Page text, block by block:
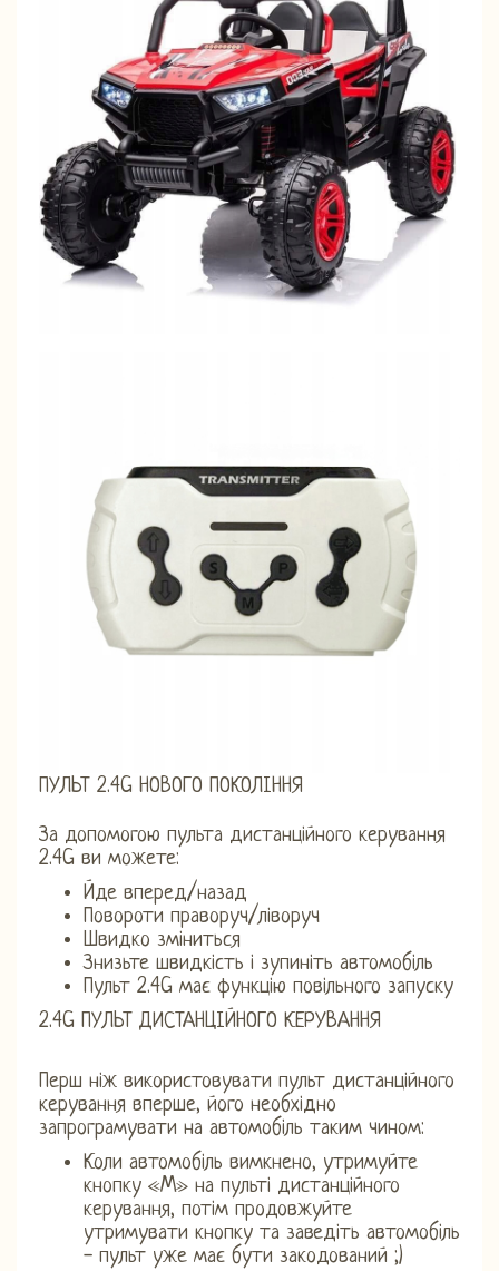
ПУЛЬТ 2.4G НОВОГО ПОКОЛІННЯ
За допомогою пульта дистанційного керування
2.4G ви можете:
Йде вперед/назад
Повороти праворуч/ліворуч
Швидко зміниться
Знизьте швидкість і зупиніть автомобіль
Пульт 2.4G має функцію повільного запуску
2.4G ПУЛЬТ ДИСТАНЦІЙНОГО КЕРУВАННЯ
Перш ніж використовувати пульт дистанційного
керування вперше, його необхідно
запрограмувати на автомобіль таким чином:
Коли автомобіль вимкнено, утримуйте
кнопку «M» на пульті дистанційного
керування, потім продовжуйте
утримувати кнопку та заведіть автомобіль
- пульт уже має бути закодований ;)